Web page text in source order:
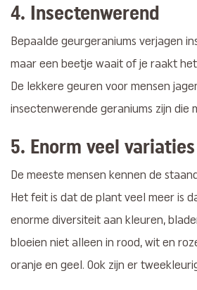
4. Insectenwerend
Bepaalde geurgeraniums verjagen
maar een beetje waait of je raakt
De lekkere geuren voor mensen
insectenwerende geraniums zijn die
5. Enorm veel variaties
De meeste mensen kennen de
Het feit is dat de plant veel meer is
enorme diversiteit aan kleuren,
bloeien niet alleen in rood, wit en
oranje en geel. Ook zijn er